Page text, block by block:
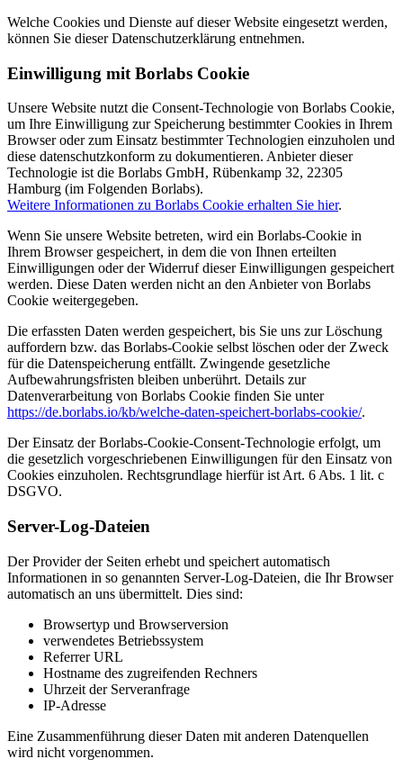
Welche Cookies und Dienste auf dieser Website eingesetzt werden,
können Sie dieser Datenschutzerklärung entnehmen.
Einwilligung mit Borlabs Cookie
Unsere Website nutzt die Consent-Technologie von Borlabs Cookie,
um Ihre Einwilligung zur Speicherung bestimmter Cookies in Ihrem
Browser oder zum Einsatz bestimmter Technologien einzuholen und
diese datenschutzkonform zu dokumentieren. Anbieter dieser
Technologie ist die Borlabs GmbH, Rübenkamp 32, 22305
Hamburg (im Folgenden Borlabs).
Weitere Informationen zu Borlabs Cookie erhalten Sie hier.
Wenn Sie unsere Website betreten, wird ein Borlabs-Cookie in
Ihrem Browser gespeichert, in dem die von Ihnen erteilten
Einwilligungen oder der Widerruf dieser Einwilligungen gespeichert
werden. Diese Daten werden nicht an den Anbieter von Borlabs
Cookie weitergegeben.
Die erfassten Daten werden gespeichert, bis Sie uns zur Löschung
auffordern bzw. das Borlabs-Cookie selbst löschen oder der Zweck
für die Datenspeicherung entfällt. Zwingende gesetzliche
Aufbewahrungsfristen bleiben unberührt. Details zur
Datenverarbeitung von Borlabs Cookie finden Sie unter
https://de.borlabs.io/kb/welche-daten-speichert-borlabs-cookie/.
Der Einsatz der Borlabs-Cookie-Consent-Technologie erfolgt, um
die gesetzlich vorgeschriebenen Einwilligungen für den Einsatz von
Cookies einzuholen. Rechtsgrundlage hierfür ist Art. 6 Abs. 1 lit. c
DSGVO.
Server-Log-Dateien
Der Provider der Seiten erhebt und speichert automatisch
Informationen in so genannten Server-Log-Dateien, die Ihr Browser
automatisch an uns übermittelt. Dies sind:
Browsertyp und Browserversion
verwendetes Betriebssystem
Referrer URL
Hostname des zugreifenden Rechners
Uhrzeit der Serveranfrage
IP-Adresse
Eine Zusammenführung dieser Daten mit anderen Datenquellen
wird nicht vorgenommen.